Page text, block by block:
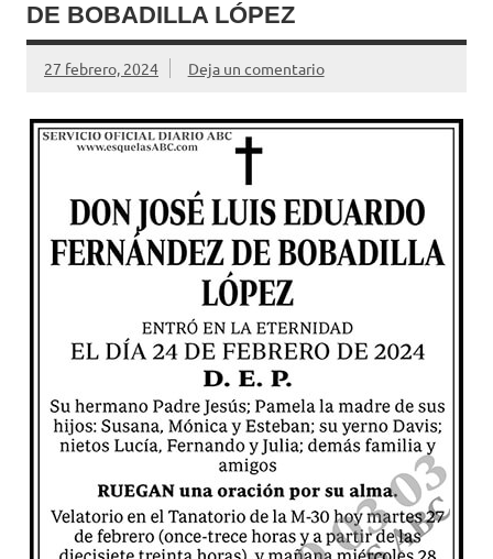
DE BOBADILLA LÓPEZ
27 febrero, 2024 Deja un comentario